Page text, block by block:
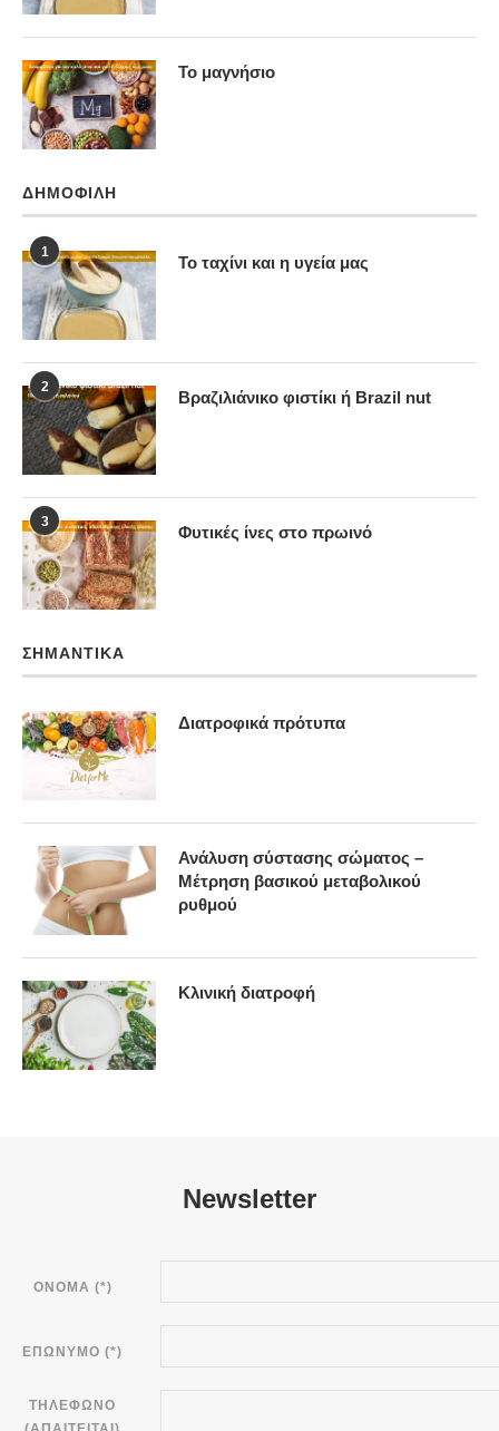
Το μαγνήσιο
ΔΗΜΟΦΙΛΉ
1
Το ταχίνι και η υγεία μας
2
Βραζιλιάνικο φιστίκι ή Brazil nut
3
Φυτικές ίνες στο πρωινό
ΣΗΜΑΝΤΙΚΆ
Διατροφικά πρότυπα
Ανάλυση σύστασης σώματος –
Μέτρηση βασικού μεταβολικού
ρυθμού
Κλινική διατροφή
Newsletter
ΟΝΟΜΑ (*)
ΕΠΩΝΥΜΟ (*)
ΤΗΛΕΦΩΝΟ